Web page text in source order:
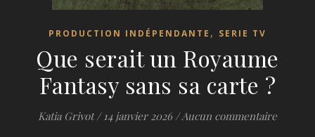
PRODUCTION INDÉPENDANTE , SERIE TV
Que serait un Royaume
Fantasy sans sa carte ?
Katia Grivot / 14 janvier 2026 /Aucun commentaire